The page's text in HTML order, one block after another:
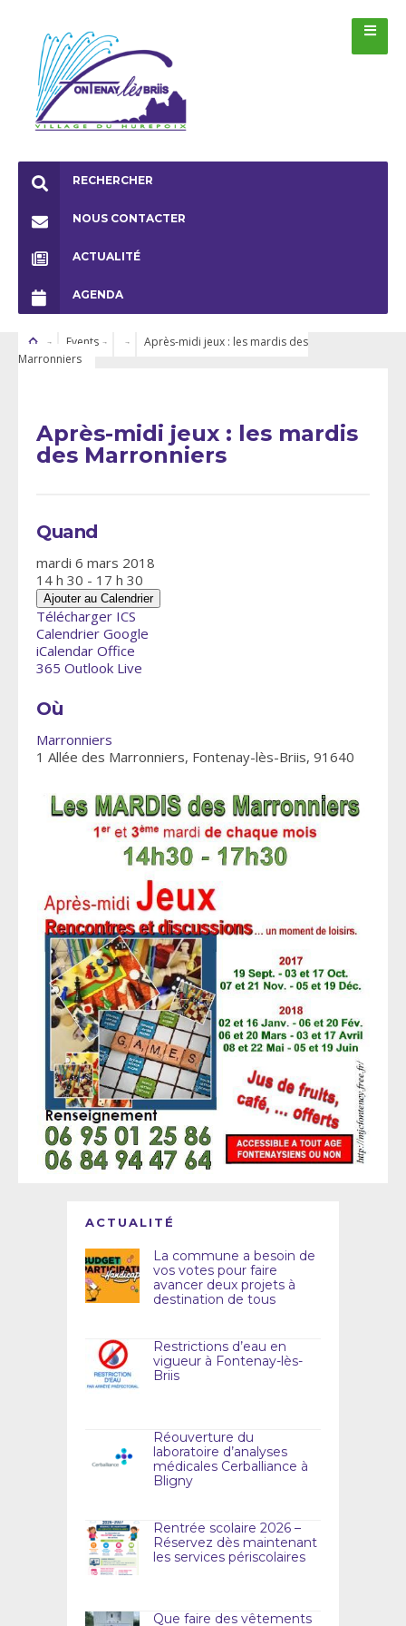
RECHERCHER
NOUS CONTACTER
ACTUALITÉ
AGENDA
Events
Après-midi jeux : les mardis des
Marronniers
Après-midi jeux : les mardis
des Marronniers
Quand
mardi 6 mars 2018
14 h 30 - 17 h 30
Ajouter au Calendrier
Télécharger ICS
Calendrier Google
iCalendar Office
365 Outlook Live
Où
Marronniers
1 Allée des Marronniers, Fontenay-lès-Briis, 91640
ACTUALITÉ
La commune a besoin de
vos votes pour faire
avancer deux projets à
destination de tous
Restrictions d’eau en
vigueur à Fontenay-lès-
Briis
Réouverture du
laboratoire d’analyses
médicales Cerballiance à
Bligny
Rentrée scolaire 2026 –
Réservez dès maintenant
les services périscolaires
Que faire des vêtements